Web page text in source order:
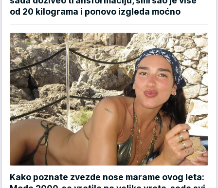
od 20 kilograma i ponovo izgleda moćno
Kako poznate zvezde nose marame ovog leta: